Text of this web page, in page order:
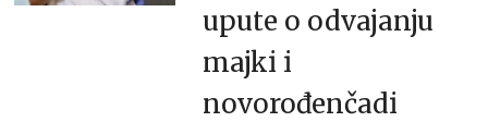
upute o odvajanju
majki i
novorođenčadi